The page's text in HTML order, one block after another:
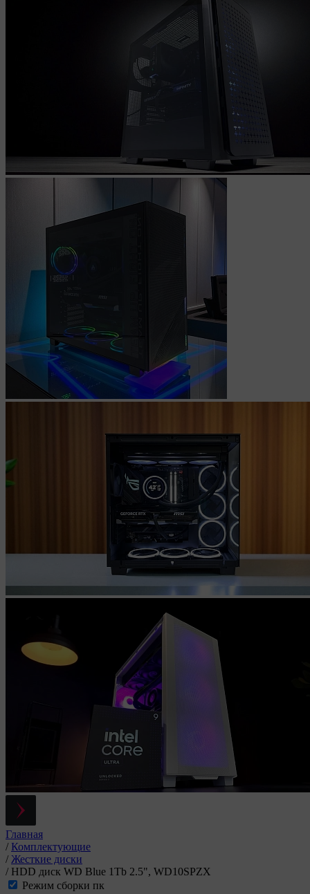
Главная
/ Комплектующие
/ Жесткие диски
/ HDD диск WD Blue 1Tb 2.5", WD10SPZX
Режим сборки пк